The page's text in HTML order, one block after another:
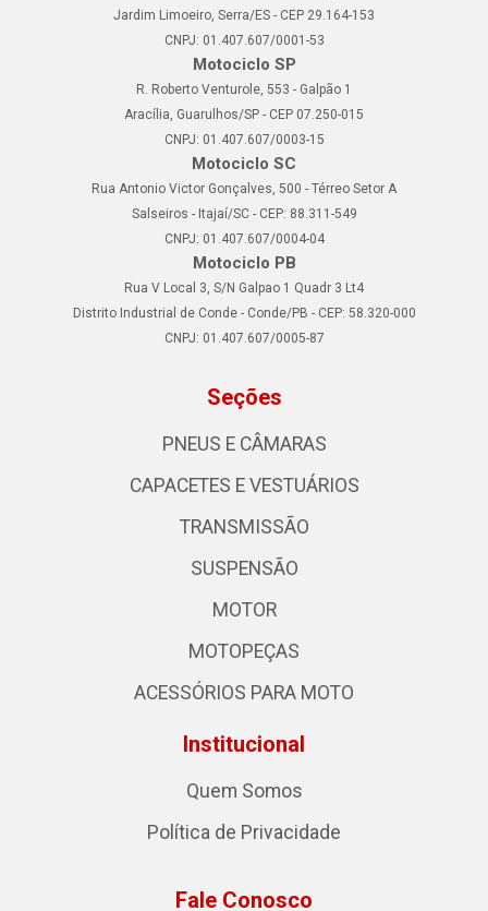
Jardim Limoeiro, Serra/ES - CEP 29.164-153
CNPJ: 01.407.607/0001-53
Motociclo SP
R. Roberto Venturole, 553 - Galpão 1
Aracília, Guarulhos/SP - CEP 07.250-015
CNPJ: 01.407.607/0003-15
Motociclo SC
Rua Antonio Victor Gonçalves, 500 - Térreo Setor A
Salseiros - Itajaí/SC - CEP: 88.311-549
CNPJ: 01.407.607/0004-04
Motociclo PB
Rua V Local 3, S/N Galpao 1 Quadr 3 Lt4
Distrito Industrial de Conde - Conde/PB - CEP: 58.320-000
CNPJ: 01.407.607/0005-87
Seções
PNEUS E CÂMARAS
CAPACETES E VESTUÁRIOS
TRANSMISSÃO
SUSPENSÃO
MOTOR
MOTOPEÇAS
ACESSÓRIOS PARA MOTO
Institucional
Quem Somos
Política de Privacidade
Fale Conosco